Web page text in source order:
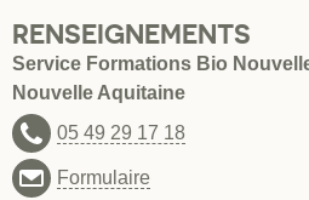
RENSEIGNEMENTS
Service Formations Bio
Nouvelle Aquitaine
05 49 29 17 18
Formulaire